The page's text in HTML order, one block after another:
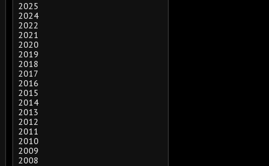
2025
2024
2022
2021
2020
2019
2018
2017
2016
2015
2014
2013
2012
2011
2010
2009
2008